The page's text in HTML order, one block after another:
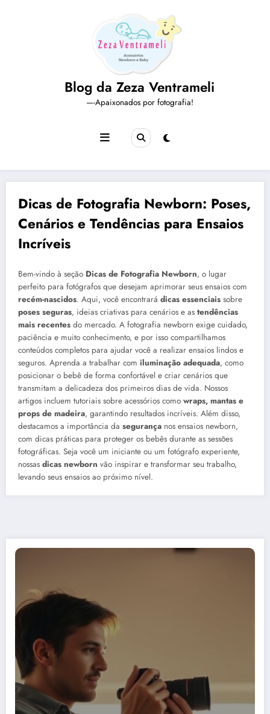
Blog da Zeza Ventrameli
—-Apaixonados por fotografia!
Dicas de Fotografia Newborn: Poses,
Cenários e Tendências para Ensaios
Incríveis
Bem-vindo à seção Dicas de Fotografia Newborn, o lugar
perfeito para fotógrafos que desejam aprimorar seus ensaios com
recém-nascidos. Aqui, você encontrará dicas essenciais sobre
poses seguras, ideias criativas para cenários e as tendências
mais recentes do mercado. A fotografia newborn exige cuidado,
paciência e muito conhecimento, e por isso compartilhamos
conteúdos completos para ajudar você a realizar ensaios lindos e
seguros. Aprenda a trabalhar com iluminação adequada, como
posicionar o bebê de forma confortável e criar cenários que
transmitam a delicadeza dos primeiros dias de vida. Nossos
artigos incluem tutoriais sobre acessórios como wraps, mantas e
props de madeira, garantindo resultados incríveis. Além disso,
destacamos a importância da segurança nos ensaios newborn,
com dicas práticas para proteger os bebês durante as sessões
fotográficas. Seja você um iniciante ou um fotógrafo experiente,
nossas dicas newborn vão inspirar e transformar seu trabalho,
levando seus ensaios ao próximo nível.